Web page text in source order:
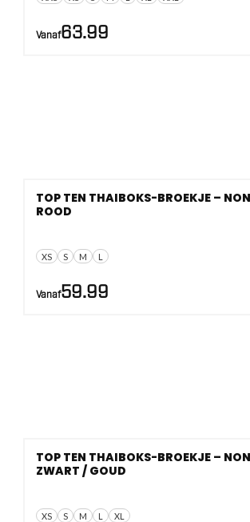
Vanaf63.99
XS S M L
TOP TEN THAIBOKS-BROEKJE –
ROOD
Vanaf59.99
XS S M L XL
TOP TEN THAIBOKS-BROEKJE –
ZWART / GOUD